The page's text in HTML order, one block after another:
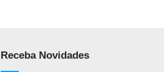
Receba Novidades